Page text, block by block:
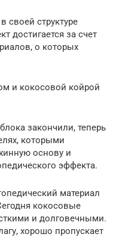
своей структуре
достигается за счет
о которых
и кокосовой койрой
закончили, теперь
которыми
основу и
эффекта.
материал
кокосовые
и долговечными.
хорошо пропускает